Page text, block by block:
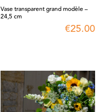
Vase transparent grand modèle –
24,5 cm
€25.00